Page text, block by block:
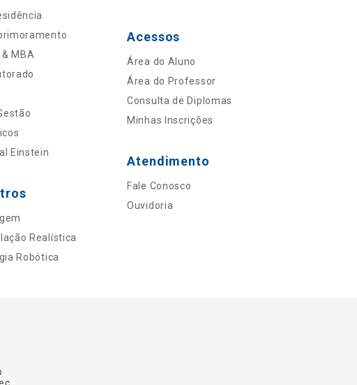
MBA
Einstein
Realística
Robótica
Acessos
Área do Aluno
Área do Professor
Consulta de Diplomas
Minhas Inscrições
Atendimento
Fale Conosco
Ouvidoria